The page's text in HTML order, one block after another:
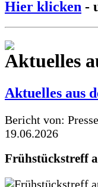
Hier klicken -
Aktuelles
Aktuelles aus
Bericht von:
19.06.2026
Frühstückstreff